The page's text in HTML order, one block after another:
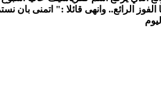
الرائع.. وانهى قائلا :" اتمنى بان